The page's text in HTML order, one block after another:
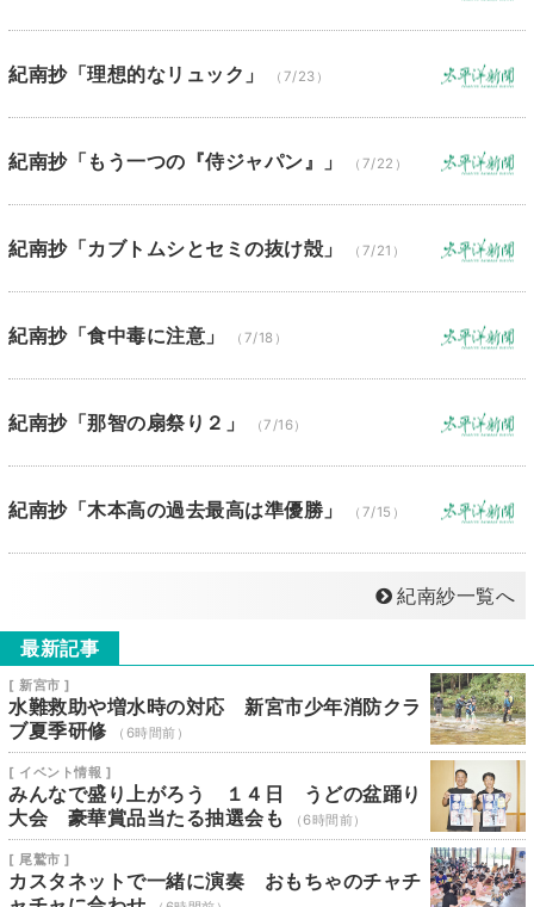
紀南抄「理想的なリュック」 （7/23）
紀南抄「もう一つの『侍ジャパン』」 （7/22）
紀南抄「カブトムシとセミの抜け殻」 （7/21）
紀南抄「食中毒に注意」 （7/18）
紀南抄「那智の扇祭り２」 （7/16）
紀南抄「木本高の過去最高は準優勝」 （7/15）
紀南紗一覧へ
最新記事
[ 新宮市 ]
水難救助や増水時の対応 新宮市少年消防クラ
ブ夏季研修
（6時間前）
[ イベント情報 ]
みんなで盛り上がろう １４日 うどの盆踊り
大会 豪華賞品当たる抽選会も
（6時間前）
[ 尾鷲市 ]
カスタネットで一緒に演奏 おもちゃのチャチ